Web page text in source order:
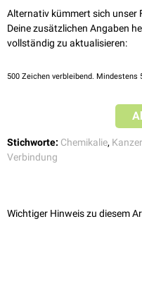
Cyclohexanon
. GESTIS-
28.06.2023
Alternativ kümmert sich unser
Deine zusätzlichen Angaben
vollständig zu aktualisieren:
500 Zeichen verbleibend. Mindestens
Stichworte: Chemikalie,
Verbindung
Wichtiger Hinweis zu diesem